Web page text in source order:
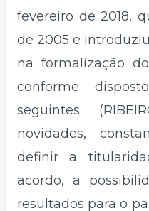
fevereiro de 2018,
de 2005 e
na formalização
conforme
seguintes
novidades,
definir a
acordo, a
resultados para o